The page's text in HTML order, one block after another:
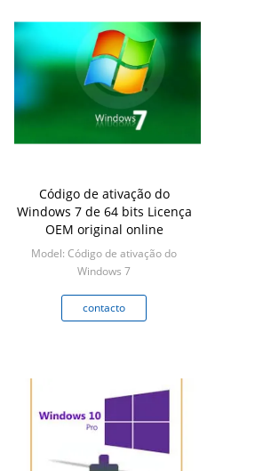
Código de ativação do
Windows 7 de 64 bits Licença
OEM original online
Model: Código de ativação do
Windows 7
contacto